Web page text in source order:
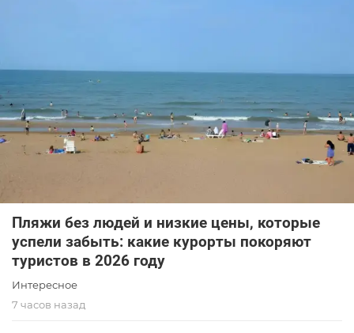
Пляжи без людей и низкие цены, которые
успели забыть: какие курорты покоряют
туристов в 2026 году
Интересное
7 часов назад